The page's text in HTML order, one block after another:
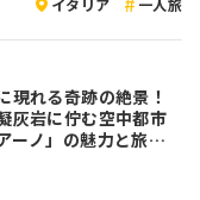
イタリア 一人旅
現れる奇跡の絶景！
灰岩に佇む空中都市
ーノ」の魅力と旅の